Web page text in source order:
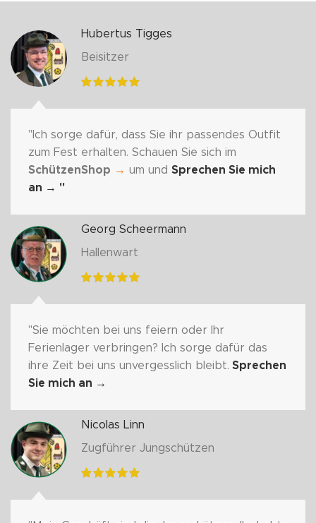
Hubertus Tigges
Beisitzer
"Ich sorge dafür, dass Sie ihr passendes Outfit
zum Fest erhalten. Schauen Sie sich im
SchützenShop → um und Sprechen Sie mich
an → "
Georg Scheermann
Hallenwart
"Sie möchten bei uns feiern oder Ihr
Ferienlager verbringen? Ich sorge dafür das
ihre Zeit bei uns unvergesslich bleibt. Sprechen
Sie mich an →
Nicolas Linn
Zugführer Jungschützen